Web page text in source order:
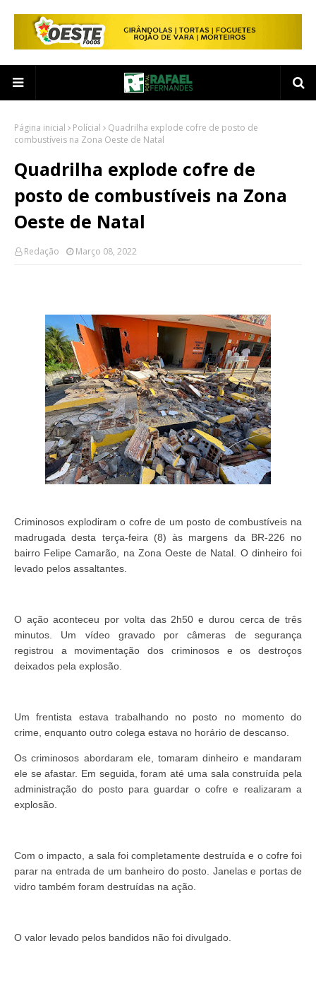
Página inicial Polícial
Quadrilha explode cofre de posto de
combustíveis na Zona Oeste de Natal
Quadrilha explode cofre de
posto de combustíveis na Zona
Oeste de Natal
Redação Março 08, 2022
Criminosos explodiram o cofre de um posto de combustíveis na
madrugada desta terça-feira (8) às margens da BR-226 no
bairro Felipe Camarão, na Zona Oeste de Natal. O dinheiro foi
levado pelos assaltantes.
O ação aconteceu por volta das 2h50 e durou cerca de três
minutos. Um vídeo gravado por câmeras de segurança
registrou a movimentação dos criminosos e os destroços
deixados pela explosão.
Um frentista estava trabalhando no posto no momento do
crime, enquanto outro colega estava no horário de descanso.
Os criminosos abordaram ele, tomaram dinheiro e mandaram
ele se afastar. Em seguida, foram até uma sala construída pela
administração do posto para guardar o cofre e realizaram a
explosão.
Com o impacto, a sala foi completamente destruída e o cofre foi
parar na entrada de um banheiro do posto. Janelas e portas de
vidro também foram destruídas na ação.
O valor levado pelos bandidos não foi divulgado.